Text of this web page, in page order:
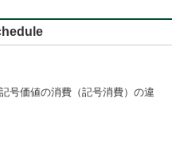
号価値の消費（記号消費）の違